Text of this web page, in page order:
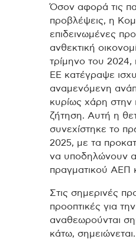
Όσον αφορά τις
προβλέψεις, η
επιδεινωμένες
ανθεκτική
τρίμηνο του 2024,
ΕΕ κατέγραψε
αναμενόμενη
κυρίως χάρη στην
ζήτηση. Αυτή η
συνεχίστηκε το
2025, με τα
να υποδηλώνουν
πραγματικού ΑΕΠ
Στις σημερινές
προοπτικές για
αναθεωρούνται
κάτω,